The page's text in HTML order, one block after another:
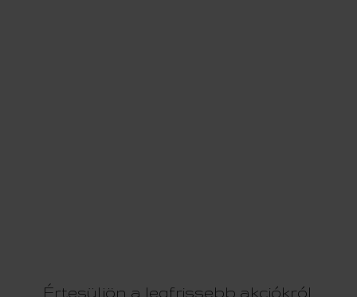
Értesüljön a legfrissebb akciókról,